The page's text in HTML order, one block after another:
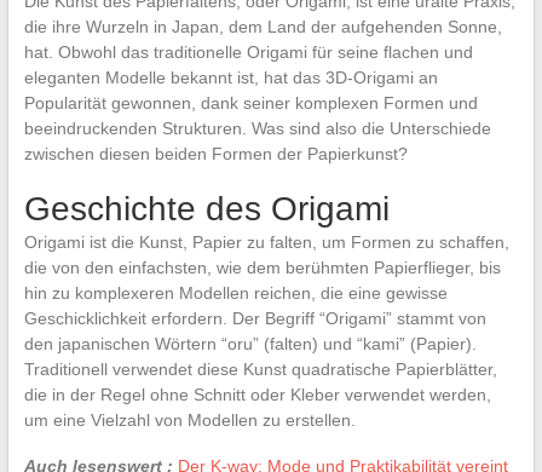
die ihre Wurzeln in Japan, dem Land der aufgehenden Sonne,
hat. Obwohl das traditionelle Origami für seine flachen und
eleganten Modelle bekannt ist, hat das 3D-Origami an
Popularität gewonnen, dank seiner komplexen Formen und
beeindruckenden Strukturen. Was sind also die Unterschiede
zwischen diesen beiden Formen der Papierkunst?
Geschichte des Origami
Origami ist die Kunst, Papier zu falten, um Formen zu schaffen,
die von den einfachsten, wie dem berühmten Papierflieger, bis
hin zu komplexeren Modellen reichen, die eine gewisse
Geschicklichkeit erfordern. Der Begriff “Origami” stammt von
den japanischen Wörtern “oru” (falten) und “kami” (Papier).
Traditionell verwendet diese Kunst quadratische Papierblätter,
die in der Regel ohne Schnitt oder Kleber verwendet werden,
um eine Vielzahl von Modellen zu erstellen.
Auch lesenswert : Der K-way: Mode und Praktikabilität vereint